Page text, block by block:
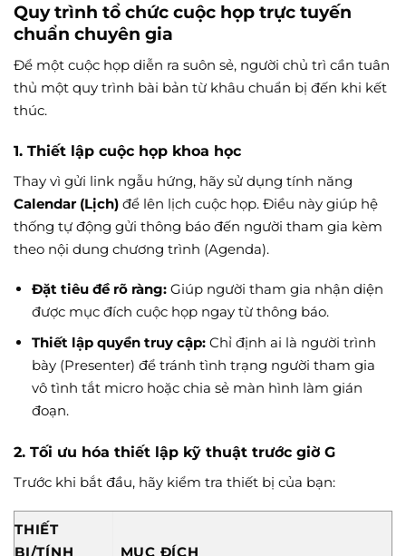
Quy trình tổ chức cuộc họp trực tuyến
chuẩn chuyên gia
Để một cuộc họp diễn ra suôn sẻ, người chủ trì cần tuân
thủ một quy trình bài bản từ khâu chuẩn bị đến khi kết
thúc.
1. Thiết lập cuộc họp khoa học
Thay vì gửi link ngẫu hứng, hãy sử dụng tính năng
Calendar (Lịch) để lên lịch cuộc họp. Điều này giúp hệ
thống tự động gửi thông báo đến người tham gia kèm
theo nội dung chương trình (Agenda).
Đặt tiêu đề rõ ràng:Giúp người tham gia nhận diện
được mục đích cuộc họp ngay từ thông báo.
Thiết lập quyền truy cập:Chỉ định ai là người trình
bày (Presenter) để tránh tình trạng người tham gia
vô tình tắt micro hoặc chia sẻ màn hình làm gián
đoạn.
2. Tối ưu hóa thiết lập kỹ thuật trước giờ G
Trước khi bắt đầu, hãy kiểm tra thiết bị của bạn:
THIẾT
BỊ/TÍNH
MỤC ĐÍCH